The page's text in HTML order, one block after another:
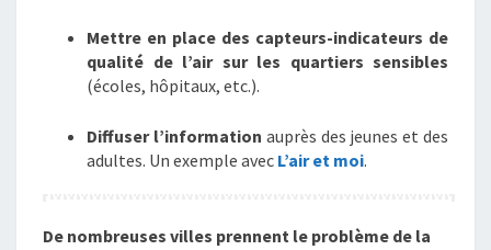
Mettre en place des capteurs-indicateurs de
qualité de l’air sur les quartiers sensibles
(écoles, hôpitaux, etc.).
Diffuser l’information auprès des jeunes et des
adultes. Un exemple avec L’air et moi.
De nombreuses villes prennent le problème de la